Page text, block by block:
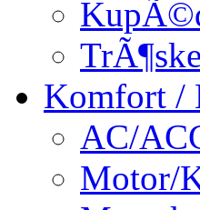
Komfort /
AC/
Motor/